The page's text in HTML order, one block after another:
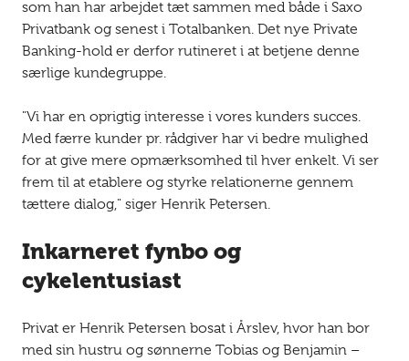
som han har arbejdet tæt sammen med både i Saxo
Privatbank og senest i Totalbanken. Det nye Private
Banking-hold er derfor rutineret i at betjene denne
særlige kundegruppe.
"Vi har en oprigtig interesse i vores kunders succes.
Med færre kunder pr. rådgiver har vi bedre mulighed
for at give mere opmærksomhed til hver enkelt. Vi ser
frem til at etablere og styrke relationerne gennem
tættere dialog," siger Henrik Petersen.
Inkarneret fynbo og
cykelentusiast
Privat er Henrik Petersen bosat i Årslev, hvor han bor
med sin hustru og sønnerne Tobias og Benjamin –